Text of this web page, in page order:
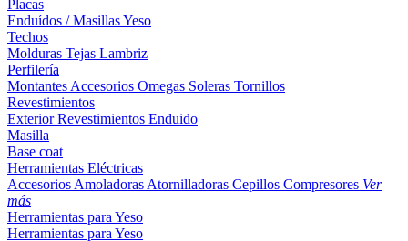
Placas
Enduídos / MasillasYeso
Techos
Molduras Tejas Lambriz
Perfilería
Montantes Accesorios Omegas Soleras Tornillos
Revestimientos
ExteriorRevestimientos Enduido
Masilla
Base coat
Herramientas Eléctricas
Accesorios Amoladoras Atornilladoras Cepillos Compresores Ver
más
Herramientas para Yeso
Herramientas para Yeso